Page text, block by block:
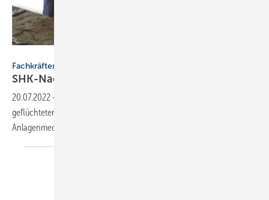
Fachkräftemangel
SHK-Nachwuchs: Vom Flüchtling zur
20.07.2022 -
geflüchteter Menschen. So wurde Abdullah Aghajani zum
Anlagenmechaniker